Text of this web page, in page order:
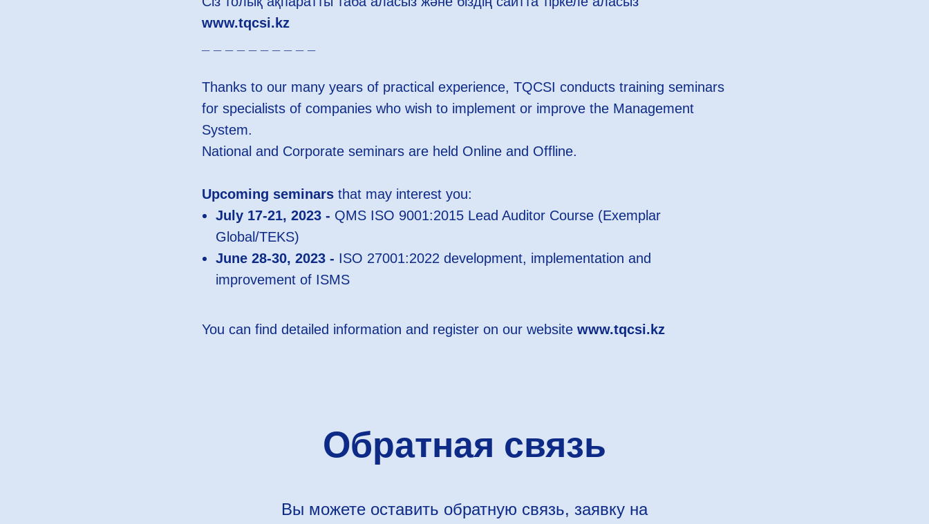
www.tqcsi.kz
Thanks to our many years of practical experience, TQCSI conducts training seminars
for specialists of companies who wish to implement or improve the Management
System.
National and Corporate seminars are held Online and Offline.
Upcoming seminars that may interest you:
July 17-21, 2023 - QMS ISO 9001:2015 Lead Auditor Course (Exemplar
Global/TEKS)
June 28-30, 2023 - ISO 27001:2022 development, implementation and
improvement of ISMS
You can find detailed information and register on our website www.tqcsi.kz
Обратная связь
Вы можете оставить обратную связь, заявку на